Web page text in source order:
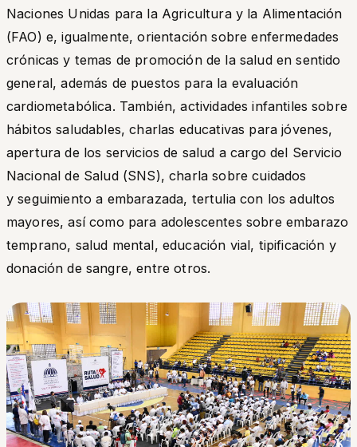
Naciones Unidas para la Agricultura y la Alimentación
(FAO) e, igualmente, orientación sobre enfermedades
crónicas y temas de promoción de la salud en sentido
general, además de puestos para la evaluación
cardiometabólica. También, actividades infantiles sobre
hábitos saludables, charlas educativas para jóvenes,
apertura de los servicios de salud a cargo del Servicio
Nacional de Salud (SNS), charla sobre cuidados
y seguimiento a embarazada, tertulia con los adultos
mayores, así como para adolescentes sobre embarazo
temprano, salud mental, educación vial, tipificación y
donación de sangre, entre otros.